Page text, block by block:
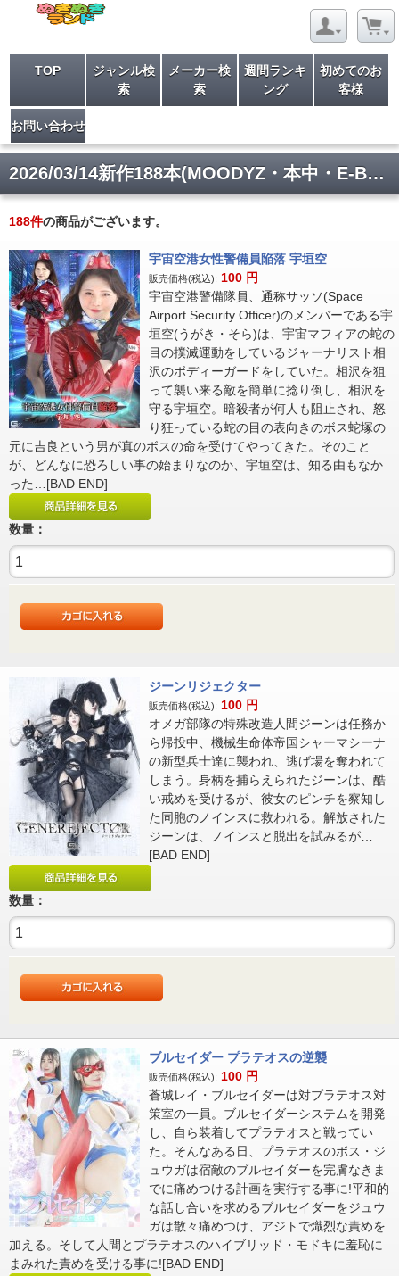
TOP
ジャンル検
索
メーカー検
索
週間ランキ
ング
初めてのお
客様
お問い合わせ
2026/03/14新作188本(MOODYZ・本中・E-BODY・その他)入荷
188件の商品がございます。
宇宙空港女性警備員陥落 宇垣空
販売価格(税込): 100 円
宇宙空港警備隊員、通称サッソ(Space
Airport Security Officer)のメンバーである宇
垣空(うがき・そら)は、宇宙マフィアの蛇の
目の撲滅運動をしているジャーナリスト相
沢のボディーガードをしていた。相沢を狙
って襲い来る敵を簡単に捻り倒し、相沢を
守る宇垣空。暗殺者が何人も阻止され、怒
り狂っている蛇の目の表向きのボス蛇塚の
元に吉良という男が真のボスの命を受けてやってきた。そのこと
が、どんなに恐ろしい事の始まりなのか、宇垣空は、知る由もなか
った…[BAD END]
数量：
ジーンリジェクター
販売価格(税込): 100 円
オメガ部隊の特殊改造人間ジーンは任務か
ら帰投中、機械生命体帝国シャーマシーナ
の新型兵士達に襲われ、逃げ場を奪われて
しまう。身柄を捕らえられたジーンは、酷
い戒めを受けるが、彼女のピンチを察知し
た同胞のノインスに救われる。解放された
ジーンは、ノインスと脱出を試みるが…
[BAD END]
数量：
ブルセイダー プラテオスの逆襲
販売価格(税込): 100 円
蒼城レイ・ブルセイダーは対プラテオス対
策室の一員。ブルセイダーシステムを開発
し、自ら装着してプラテオスと戦ってい
た。そんなある日、プラテオスのボス・ジ
ュウガは宿敵のブルセイダーを完膚なきま
でに痛めつける計画を実行する事に!平和的
な話し合いを求めるブルセイダーをジュウ
ガは散々痛めつけ、アジトで熾烈な責めを
加える。そして人間とプラテオスのハイブリッド・モドキに羞恥に
まみれた責めを受ける事に![BAD END]